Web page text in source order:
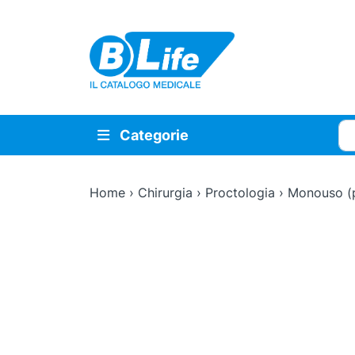
Vai al contenuto principale
Categorie
Home› Chirurgia › Proctologia › Monouso